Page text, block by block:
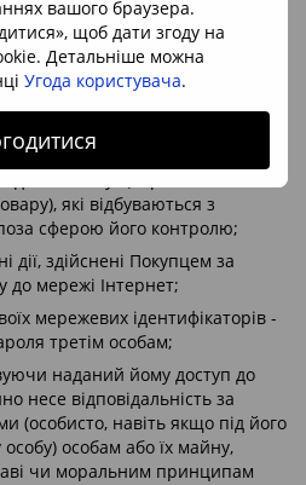
вашого браузера.
щоб дати згоду на
Детальніше можна
Угода користувача.
колірної гами товару, що
товару виключно через
персональних
Послуг (обробки
які відбуваються з
сферою його контролю;
дії, здійснені Покупцем за
до мережі Інтернет;
мережевих ідентифікаторів -
третім особам;
наданий йому доступ до
несе відповідальність за
(особисто, навіть якщо під його
особам або їх майну,
чи моральним принципам